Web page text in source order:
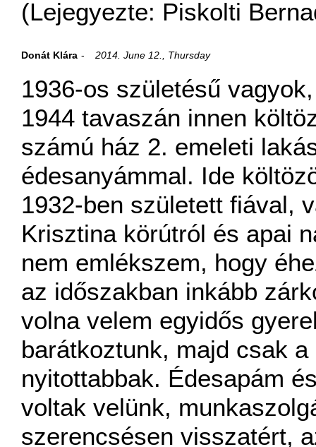
(Lejegyezte: Piskolti
Donát Klára 2014. June 12., Thursday
1936-os születésű
1944 tavaszán innen
számú ház 2. emeleti
édesanyámmal. Ide
1932-ben született fiával,
Krisztina körútról és apai
nem emlékszem, hogy
az időszakban inkább
volna velem egyidős
barátkoztunk, majd csak
nyitottabbak. Édesapám
voltak velünk,
szerencsésen visszatért,